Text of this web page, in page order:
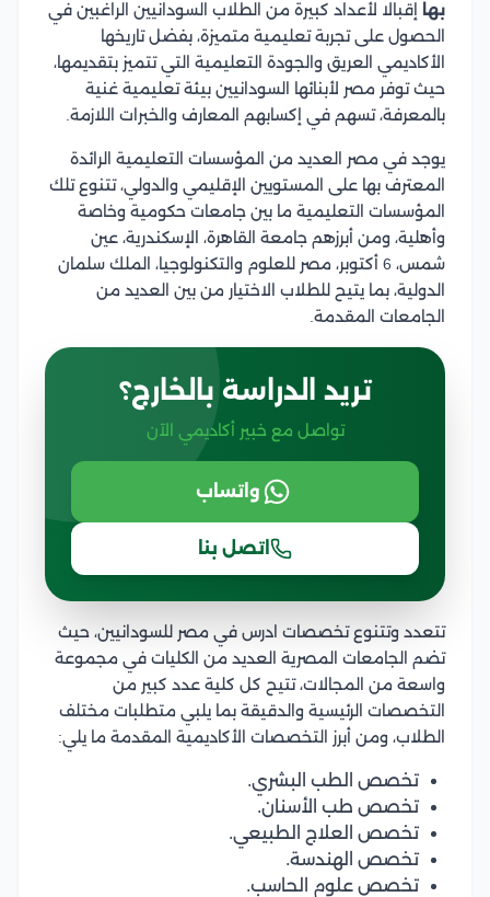
بها
إقبالا لأعداد كبيرة من الطلاب السودانيين الراغبين في
الحصول على تجربة تعليمية متميزة، بفضل تاريخها
الأكاديمي العريق والجودة التعليمية التي تتميز بتقديمها،
حيث توفر مصر لأبنائها السودانيين بيئة تعليمية غنية
بالمعرفة، تسهم في إكسابهم المعارف والخبرات اللازمة.
يوجد في مصر العديد من المؤسسات التعليمية الرائدة
المعترف بها على المستويين الإقليمي والدولي، تتنوع تلك
المؤسسات التعليمية ما بين جامعات حكومية وخاصة
وأهلية، ومن أبرزهم جامعة القاهرة، الإسكندرية، عين
شمس، 6 أكتوبر، مصر للعلوم والتكنولوجيا، الملك سلمان
الدولية، بما يتيح للطلاب الاختيار من بين العديد من
الجامعات المقدمة.
تريد الدراسة بالخارج؟
تواصل مع خبير أكاديمي الآن
واتساب
اتصل بنا
تتعدد وتتنوع تخصصات ادرس في مصر للسودانيين، حيث
تضم الجامعات المصرية العديد من الكليات في مجموعة
واسعة من المجالات، تتيح كل كلية عدد كبير من
التخصصات الرئيسية والدقيقة بما يلبي متطلبات مختلف
الطلاب، ومن أبرز التخصصات الأكاديمية المقدمة ما يلي:
تخصص الطب البشري.
تخصص طب الأسنان.
تخصص العلاج الطبيعي.
تخصص الهندسة.
تخصص علوم الحاسب.